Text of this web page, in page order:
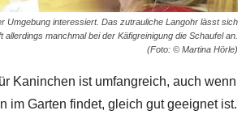
Umgebung interessiert. Das zutrauliche Langohr lässt sich
allerdings manchmal bei der Käfigreinigung die Schaufel an.
(Foto: © Martina Hörle)
Kaninchen ist umfangreich, auch wenn
im Garten findet, gleich gut geeignet ist.